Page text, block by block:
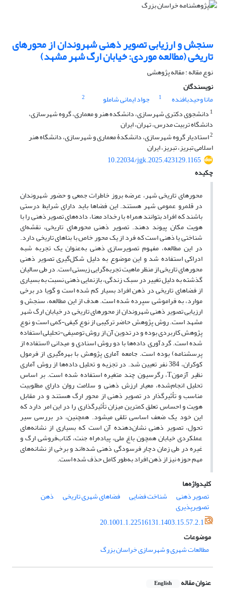
سنجش و ارزیابی تصویر ذهنی شهروندان از محورهای
تاریخی (مطالعه موردی: خیابان ارگ شهر مشهد)
نوع مقاله : مقاله پژوهشی
نویسندگان
مانا وحیدبافنده
1 جواد ایمانی شاملو
2
1 دانشجوی دکتری شهرسازی، دانشکده هنر و معماری، گروه شهرسازی،
دانشگاه تربیت مدرس، تهران، ایران
2استادیار گروه شهرسازی، دانشکدۀ معماری و شهرسازی، دانشگاه هنر
اسلامی تبریز، تبریز، ایران
10.22034/jgk.2025.423129.1165
چکیده
محورهای تاریخی شهر، عرضه بروز خاطرات جمعی و حضور شهروندان
در قلمرو عمومی شهر هستند. این فضاها باید دارای شرایط درستی
باشند که افراد بتوانند همراه با رخداد معنا، داده­‌های تصویر ذهنی را با
هویت مکان پیوند دهند. تصویر ذهنی محورهای تاریخی، نقشه‌ای
شناختی یا ذهنی است که فرد از یک محور خاص با بناهای تاریخی دارد.
در این مطالعه، مفهوم تصویرسازی ذهنی به‌عنوان یک تجربه شبه
ادراکی استفاده شد و این موضوع به دلیل شکل­‌گیری تصویر ذهنی
محورهای تاریخی از منظر ماهیت تجربه­‌گرایی زیستی است. در طی سالیان
گذشته به دلیل تغییر در سبک زندگی، بازنمایی ذهنی نسبت به بسیاری
از فضاهای تاریخی در ذهن افراد بسیار کم شده است و گویا در برخی
موارد، به فراموشی سپرده شده است. هدف از این مطالعه، سنجش و
ارزیابی تصویر ذهنی شهروندان از محورهای تاریخی در خیابان ارگ شهر
مشهد است. روش پژوهش حاضر ترکیبی از نوع کیفی-کمی است و نوع
پژوهش کاربردی بوده و در تدوین آن از روش توصیفی-تحلیلی استفاده
شده است. گردآوری داده­‌ها با دو روش اسنادی و میدانی (استفاده از
پرسشنامه) بوده است. جامعه آماری پژوهش با بهره­‌گیری از فرمول
کوکران، 384 نفر تعیین شد. در تجزیه و تحلیل داده‌­ها از روش آماری
نظیر آزمونT، رگرسیون چند متغیره استفاده شده است. بر اساس
تحلیل انجام‌شده، معیار ارزش ذهنی و سلامت روان دارای مطلوبیت
مناسب و تأثیرگذار در تصویر ذهنی از محور ارگ هستند و در مقابل
هویت و احساس تعلق کمترین میزان تأثیرگذاری را در این امر دارد که
این خود یک ضعف اساسی تلقی می­شود. همچنین، در بررسی سیر
تحول، تصویر ذهنی نشان‌دهنده آن است که بسیاری از نشانه‌های
عملکردی خیابان همچون باغ ملی، پیاده‌راه جنت، کتاب‌فروشی ارگ و
غیره در طی زمان دچار فرسودگی ذهنی شده‌اند و برخی از نشانه­‌های
مهم حوزه نیز از ذهن افراد به‌طور کامل حذف شده است.
کلیدواژه‌ها
تصویر ذهنی
شناخت فضایی فضاهای شهری تاریخی ذهن
تصویرپذیری
20.1001.1.22516131.1403.15.57.2.1
موضوعات
مطالعات شهری و شهرسازی خراسان بزرگ
عنوان مقاله English